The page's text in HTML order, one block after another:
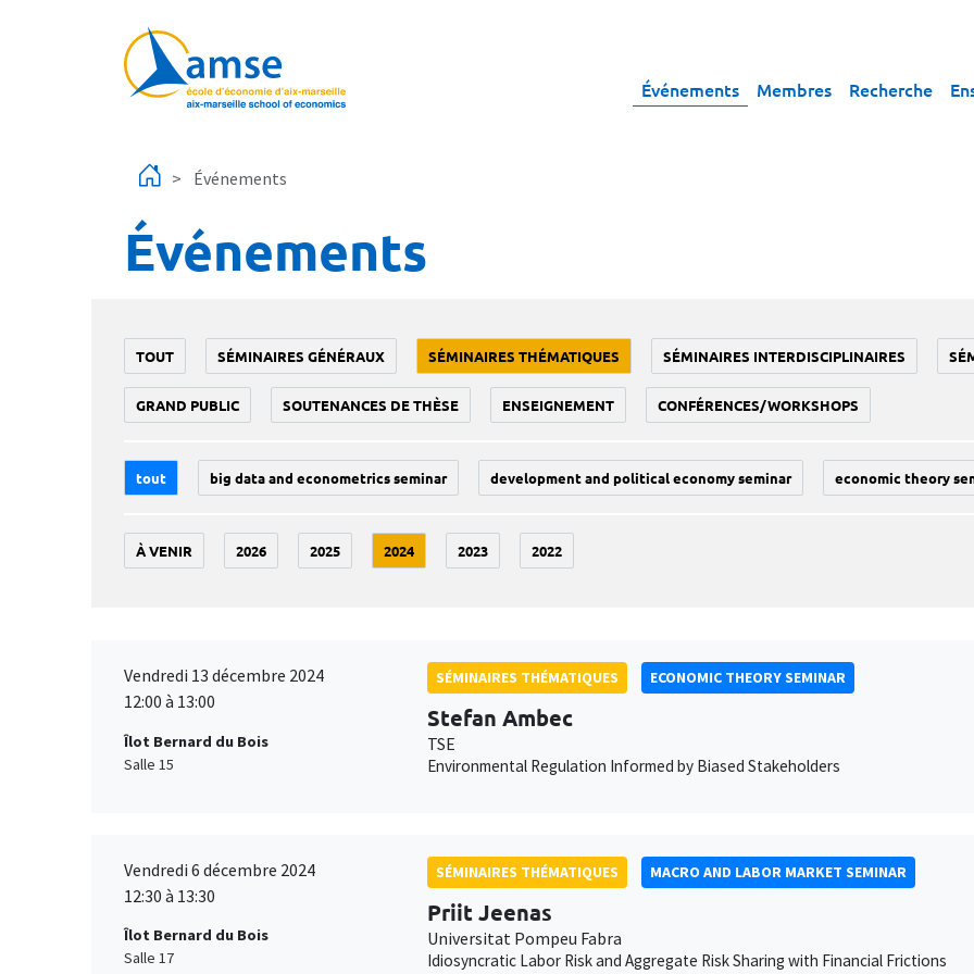
Événements Membres Recherche
Événements
Événements
TOUT SÉMINAIRES GÉNÉRAUX SÉMINAIRES THÉMATIQUES SÉMINAIRES INTERDISCIPLINAIRES
GRAND PUBLIC SOUTENANCES DE THÈSE ENSEIGNEMENT CONFÉRENCES/WORKSHOPS
tout big data and econometrics seminar development and political economy seminar economic theory
À VENIR 2026 2025 2024 2023 2022
Vendredi 13 décembre 2024
12:00 à 13:00
Îlot Bernard du Bois
Salle 15
SÉMINAIRES THÉMATIQUES ECONOMIC THEORY SEMINAR
Stefan Ambec
TSE
Environmental Regulation Informed by Biased Stakeholders
Vendredi 6 décembre 2024
12:30 à 13:30
Îlot Bernard du Bois
Salle 17
SÉMINAIRES THÉMATIQUES MACRO AND LABOR MARKET SEMINAR
Priit Jeenas
Universitat Pompeu Fabra
Idiosyncratic Labor Risk and Aggregate Risk Sharing with Financial Frictions